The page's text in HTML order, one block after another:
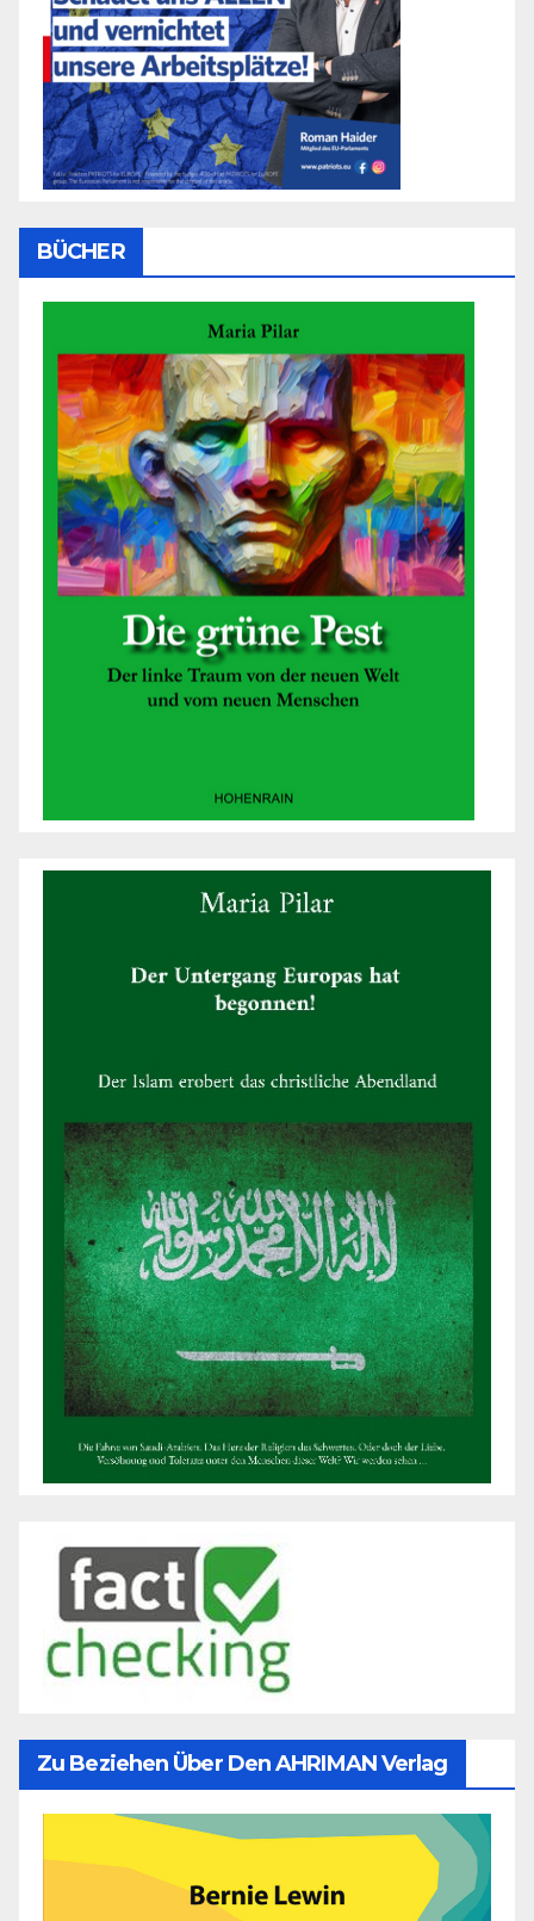
BÜCHER
Zu Beziehen Über Den AHRIMAN Verlag